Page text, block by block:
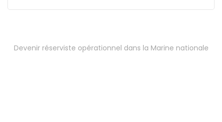
Devenir réserviste opérationnel dans la Marine nationale